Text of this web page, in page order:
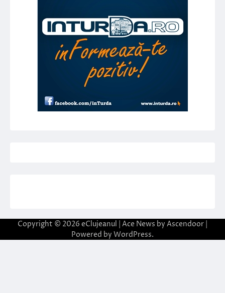
Copyright © 2026 eClujeanul | Ace News by Ascendoor
Powered by WordPress.